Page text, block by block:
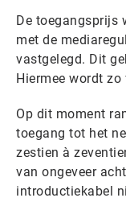
De toegangsprijs
met de
vastgelegd. Dit
Hiermee wordt
Op dit moment
toegang tot het
zestien à
van ongeveer
introductiekabel